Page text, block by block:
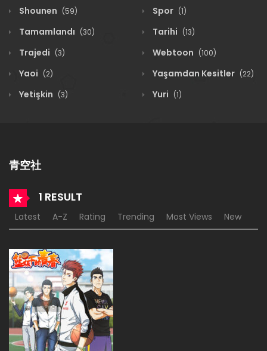
Shounen (59) Spor (1)
Tamamlandı (30) Tarihi (13)
Trajedi (3) Webtoon (100)
Yaoi (2) Yaşamdan Kesitler (22)
Yetişkin (3) Yuri (1)
青空社
1 RESULT
Latest A-Z Rating Trending Most Views New